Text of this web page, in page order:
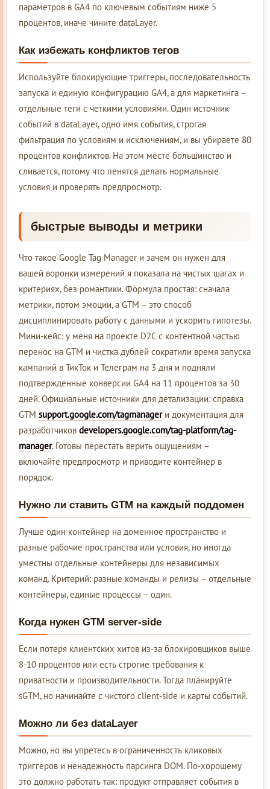
параметров в GA4 по ключевым событиям ниже 5
процентов, иначе чините dataLayer.
Как избежать конфликтов тегов
Используйте блокирующие триггеры, последовательность
запуска и единую конфигурацию GA4, а для маркетинга –
отдельные теги с четкими условиями. Один источник
событий в dataLayer, одно имя события, строгая
фильтрация по условиям и исключениям, и вы убираете 80
процентов конфликтов. На этом месте большинство и
сливается, потому что ленятся делать нормальные
условия и проверять предпросмотр.
быстрые выводы и метрики
Что такое Google Tag Manager и зачем он нужен для
вашей воронки измерений я показала на чистых шагах и
критериях, без романтики. Формула простая: сначала
метрики, потом эмоции, а GTM – это способ
дисциплинировать работу с данными и ускорить гипотезы.
Мини-кейс: у меня на проекте D2C с контентной частью
перенос на GTM и чистка дублей сократили время запуска
кампаний в ТикТок и Телеграм на 3 дня и подняли
подтвержденные конверсии GA4 на 11 процентов за 30
дней. Официальные источники для детализации: справка
GTM support.google.com/tagmanagerи документация для
разработчиков developers.google.com/tag-platform/tag-
manager. Готовы перестать верить ощущениям –
включайте предпросмотр и приводите контейнер в
порядок.
Нужно ли ставить GTM на каждый поддомен
Лучше один контейнер на доменное пространство и
разные рабочие пространства или условия, но иногда
уместны отдельные контейнеры для независимых
команд. Критерий: разные команды и релизы – отдельные
контейнеры, единые процессы – один.
Когда нужен GTM server-side
Если потеря клиентских хитов из-за блокировщиков выше
8-10 процентов или есть строгие требования к
приватности и производительности. Тогда планируйте
sGTM, но начинайте с чистого client-side и карты событий.
Можно ли без dataLayer
Можно, но вы упретесь в ограниченность кликовых
триггеров и ненадежность парсинга DOM. По-хорошему
это должно работать так: продукт отправляет события в